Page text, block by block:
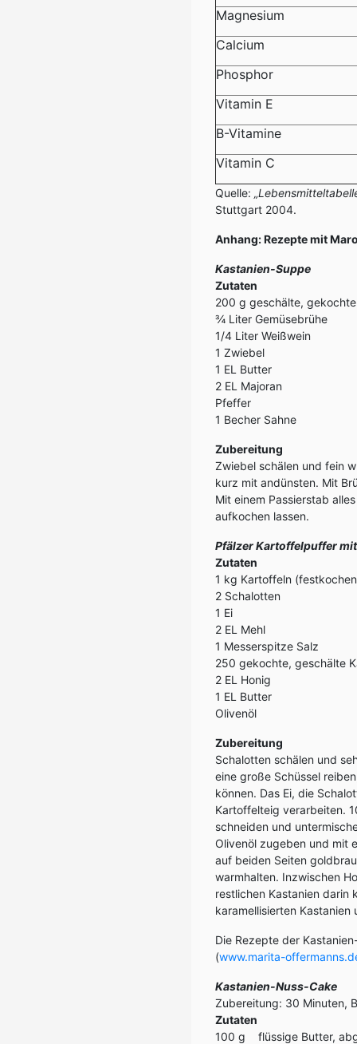
Magnesium
Calcium
Phosphor
Vitamin E
B-Vitamine
Vitamin C
Quelle:
Stuttgart 2004.
Anhang: Rezepte mit
Kastanien-Suppe
Zutaten
200 g geschälte,
¾ Liter Gemüsebrühe
1/4 Liter Weißwein
1 Zwiebel
1 EL Butter
2 EL Majoran
Pfeffer
1 Becher Sahne
Zubereitung
Zwiebel schälen und fein
kurz mit andünsten. Mit
Mit einem Passierstab
aufkochen lassen.
Pfälzer Kartoffelpuffer
Zutaten
1 kg Kartoffeln
2 Schalotten
1 Ei
2 EL Mehl
1 Messerspitze Salz
250 gekochte, geschälte
2 EL Honig
1 EL Butter
Olivenöl
Zubereitung
Schalotten schälen und
eine große Schüssel
können. Das Ei, die
Kartoffelteig verarbeiten.
schneiden und
Olivenöl zugeben und mit
auf beiden Seiten
warmhalten. Inzwischen
restlichen Kastanien darin
karamellisierten Kastanien
Die Rezepte der
(www.marita-
Kastanien-Nuss-Cake
Zubereitung: 30 Minuten,
Zutaten
100 g flüssige Butter,